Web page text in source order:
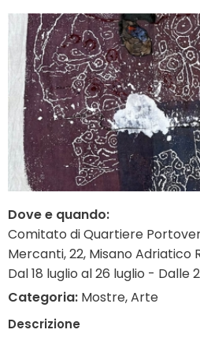
Dove e quando:
Comitato di Quartiere
Mercanti, 22, Misano Adriatico
Dal 18 luglio al 26 luglio - Dalle
Categoria: Mostre, Arte
Descrizione